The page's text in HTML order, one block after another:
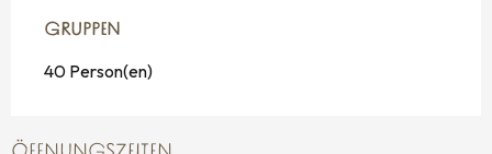
GRUPPEN
GRUPPEN
40 Person(en)